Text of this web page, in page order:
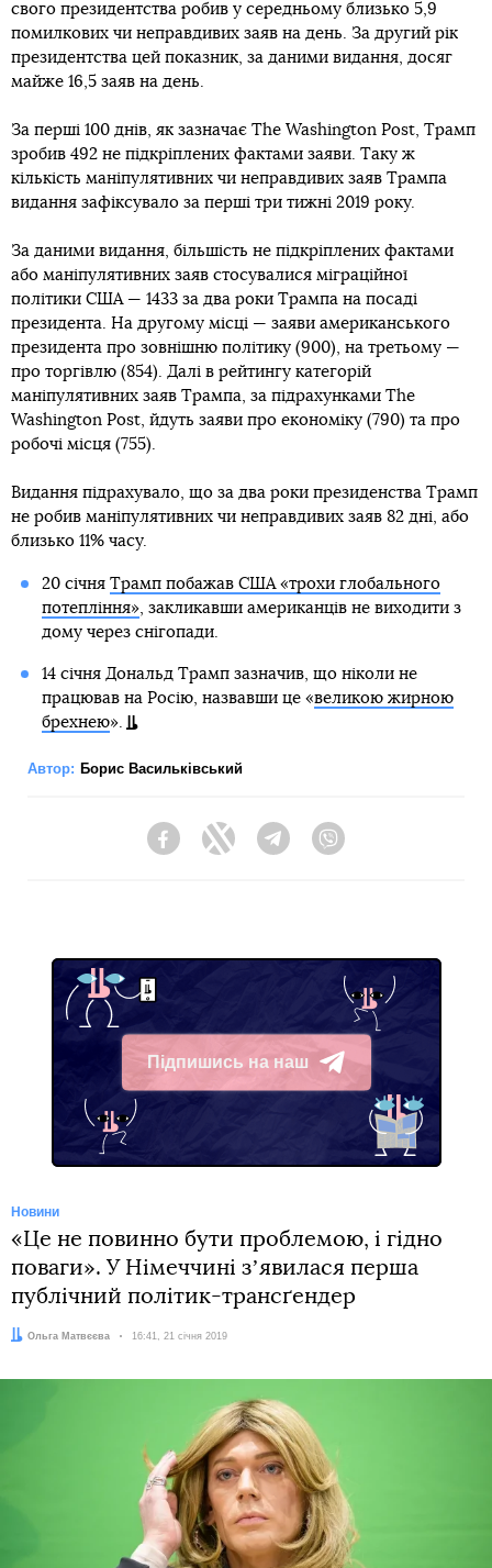
свого президентства робив у середньому близько 5,9
помилкових чи неправдивих заяв на день. За другий рік
президентства цей показник, за даними видання, досяг
майже 16,5 заяв на день.
За перші 100 днів, як зазначає The Washington Post, Трамп
зробив 492 не підкріплених фактами заяви. Таку ж
кількість маніпулятивних чи неправдивих заяв Трампа
видання зафіксувало за перші три тижні 2019 року.
За даними видання, більшість не підкріплених фактами
або маніпулятивних заяв стосувалися міграційної
політики США — 1433 за два роки Трампа на посаді
президента. На другому місці — заяви американського
президента про зовнішню політику (900), на третьому —
про торгівлю (854). Далі в рейтингу категорій
маніпулятивних заяв Трампа, за підрахунками The
Washington Post, йдуть заяви про економіку (790) та про
робочі місця (755).
Видання підрахувало, що за два роки президенства Трамп
не робив маніпулятивних чи неправдивих заяв 82 дні, або
близько 11% часу.
20 січня Трамп побажав США «трохи глобального
потепління», закликавши американців не виходити з
дому через снігопади.
14 січня Дональд Трамп зазначив, що ніколи не
працював на Росію, назвавши це «великою жирною
брехнею».
Автор: Борис Васильківський
FacebookTwitter Telegram
Підпишись на наш
Telegram
Новини
«Це не повинно бути проблемою, і гідно
поваги». У Німеччині зʼявилася перша
публічний політик-трансґендер
Автор:
Ольга Матвєєва Дата:
16:41, 21 січня 2019